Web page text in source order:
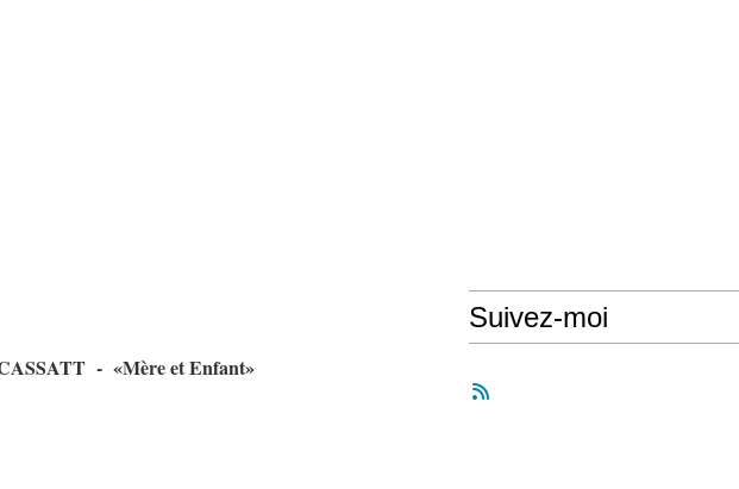
- «Mère et Enfant»
Suivez-moi